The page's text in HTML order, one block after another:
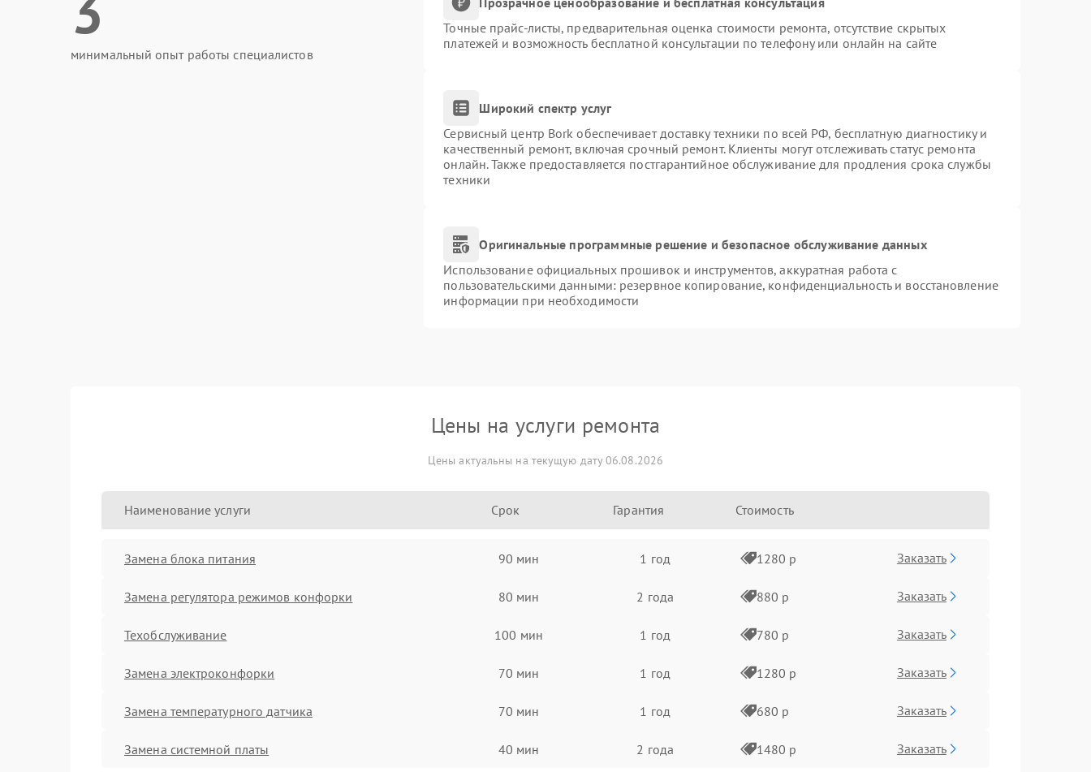
минимальный опыт работы специалистов
Точные прайс-листы, предварительная оценка стоимости ремонта, отсутствие скрытых
платежей и возможность бесплатной консультации по телефону или онлайн на сайте
Широкий спектр услуг
Сервисный центр Bork обеспечивает доставку техники по всей РФ, бесплатную диагностику и
качественный ремонт, включая срочный ремонт. Клиенты могут отслеживать статус ремонта
онлайн. Также предоставляется постгарантийное обслуживание для продления срока службы
техники
Оригинальные программные решение и безопасное обслуживание данных
Использование официальных прошивок и инструментов, аккуратная работа с
пользовательскими данными: резервное копирование, конфиденциальность и восстановление
информации при необходимости
Цены на услуги ремонта
Цены актуальны на текущую дату 06.08.2026
Наименование услуги Срок Гарантия Стоимость
Замена блока питания 90 мин 1 год 1280 р Заказать
Замена регулятора режимов конфорки 80 мин 2 года 880 р Заказать
Техобслуживание 100 мин 1 год 780 р Заказать
Замена электроконфорки 70 мин 1 год 1280 р Заказать
Замена температурного датчика 70 мин 1 год 680 р Заказать
Замена системной платы 40 мин 2 года 1480 р Заказать